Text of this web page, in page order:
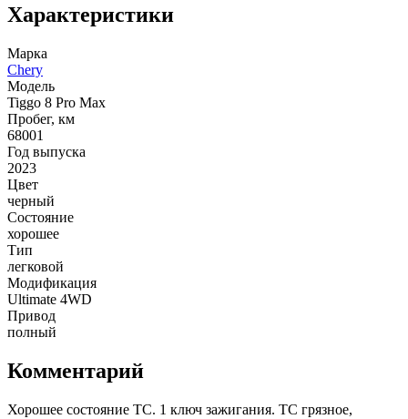
Характеристики
Марка
Chery
Модель
Tiggo 8 Pro Max
Пробег, км
68001
Год выпуска
2023
Цвет
черный
Состояние
хорошее
Тип
легковой
Модификация
Ultimate 4WD
Привод
полный
Комментарий
Хорошее состояние ТС. 1 ключ зажигания. ТС грязное,